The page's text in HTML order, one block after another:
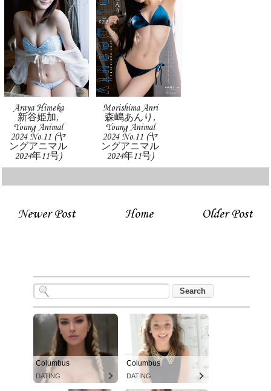
Araya Himeka
新谷姫加,
Young Animal
2024 No.11 (ヤ
ングアニマル
2024年11号)
Morishima Anri
森嶋あんり,
Young Animal
2024 No.11 (ヤ
ングアニマル
2024年11号)
Newer Post Older Post
Home
Columbus
DATING
Columbus
DATING